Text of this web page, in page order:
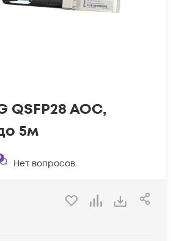
QSFP28 AOC,
5м
Нет вопросов